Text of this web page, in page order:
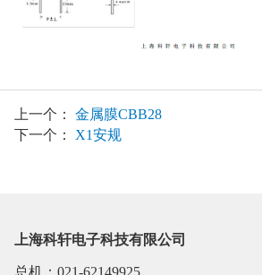
上一个：
金属膜CBB28
下一个：
X1安规
上海科轩电子科技有限公司